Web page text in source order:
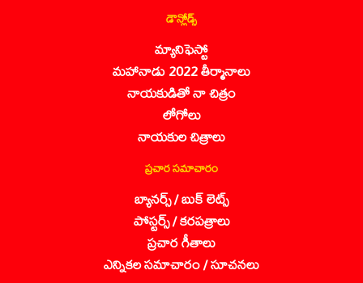
డౌన్లోడ్స్
మ్యానిఫెస్టో
మహానాడు 2022 తీర్మానాలు
నాయకుడితో నా చిత్రం
లోగోలు
నాయకుల చిత్రాలు
ప్రచార సమాచారం
బ్యానర్స్ / బుక్ లెట్స్
పోస్టర్స్ / కరపత్రాలు
ప్రచార గీతాలు
ఎన్నికల సమాచారం / సూచనలు